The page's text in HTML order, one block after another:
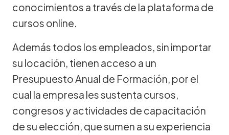
conocimientos a través de la plataforma de
cursos online.
Además todos los empleados, sin importar
su locación, tienen acceso a un
Presupuesto Anual de Formación, por el
cual la empresa les sustenta cursos,
congresos y actividades de capacitación
de su elección, que sumen a su experiencia